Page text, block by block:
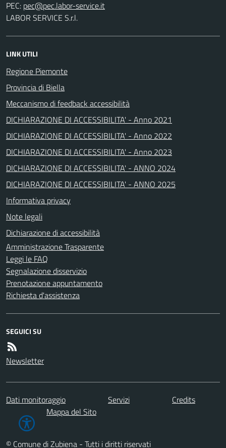
PEC:
LABOR SERVICE S.r.l.
LINK UTILI
Regione Piemonte
Provincia di Biella
Meccanismo di feedback accessibilità
DICHIARAZIONE DI ACCESSIBILITA' - Anno 2021
DICHIARAZIONE DI ACCESSIBILITA' - Anno 2022
DICHIARAZIONE DI ACCESSIBILITA' - Anno 2023
DICHIARAZIONE DI ACCESSIBILITA' - ANNO 2024
DICHIARAZIONE DI ACCESSIBILITA' - ANNO 2025
Informativa privacy
Note legali
Dichiarazione di accessibilità
Amministrazione Trasparente
Leggi le FAQ
Segnalazione disservizio
Prenotazione appuntamento
Richiesta d'assistenza
SEGUICI SU
Newsletter
Dati monitoraggio Servizi
Credits
Mappa del Sito
© Comune di Zubiena - Tutti i diritti riservati